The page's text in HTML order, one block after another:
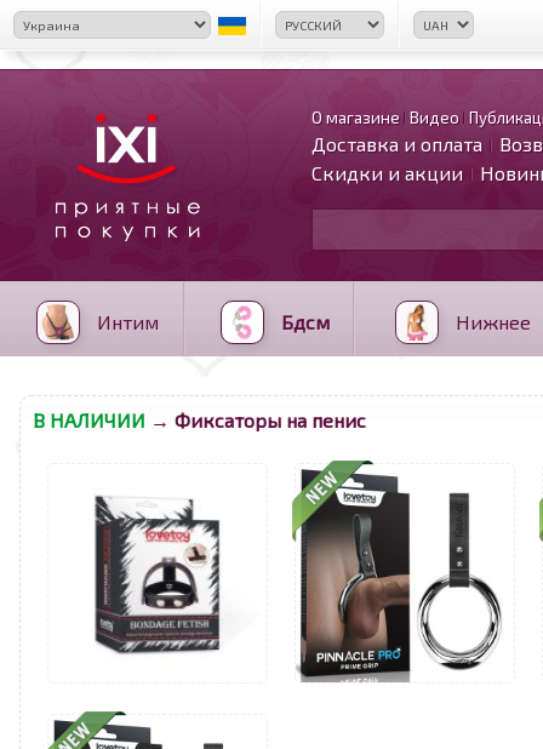
О магазине Видео
Доставка и оплата
Скидки и акции
Интим Бдсм Нижнее
В НАЛИЧИИ → Фиксаторы на пенис